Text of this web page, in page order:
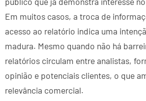
Em muitos casos, a troca de
acesso ao relatório indica uma
madura. Mesmo quando não há
relatórios circulam entre analistas,
opinião e potenciais clientes, o que
relevância comercial.